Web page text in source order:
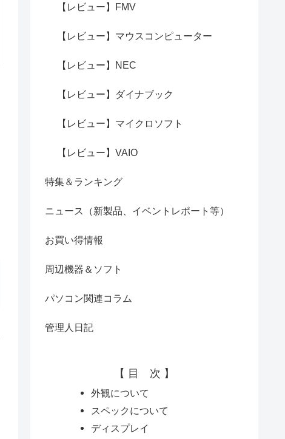
【レビュー】FMV
【レビュー】マウスコンピューター
【レビュー】NEC
【レビュー】ダイナブック
【レビュー】マイクロソフト
【レビュー】VAIO
特集＆ランキング
ニュース（新製品、イベントレポート等）
お買い得情報
周辺機器＆ソフト
パソコン関連コラム
管理人日記
【 目 次 】
外観について
スペックについて
ディスプレイ